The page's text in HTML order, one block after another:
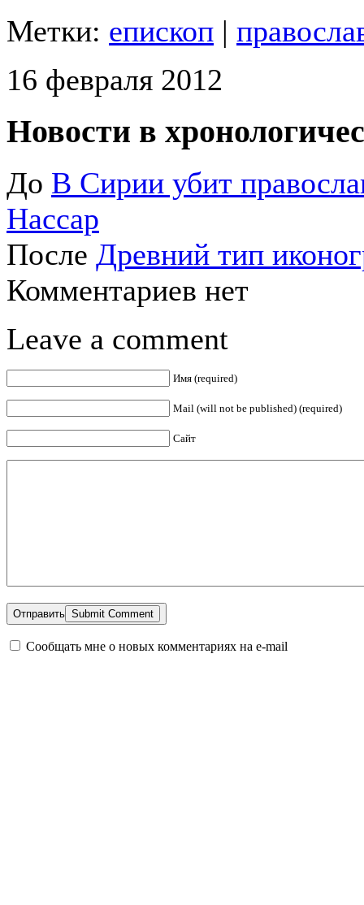
Метки: епископ |
16 февраля 2012
Новости в
До В Сирии убит
Нассар
После Древний тип
Комментариев нет
Leave a comment
Имя (required)
Mail (will not be published) (required)
Сайт
Отправить
Сообщать мне о новых комментариях на e-mail